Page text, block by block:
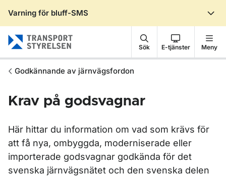
Varning för bluff-SMS
Sök E-tjänster Meny
Godkännande av järnvägsfordon
Krav på godsvagnar
Här hittar du information om vad som krävs för
att få nya, ombyggda, moderniserade eller
importerade godsvagnar godkända för det
svenska järnvägsnätet och den svenska delen